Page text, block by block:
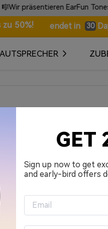
präsentieren EarFun Tones ·
zu 50%! endet in 30
GET
Sign up now to get
and early-bird offers